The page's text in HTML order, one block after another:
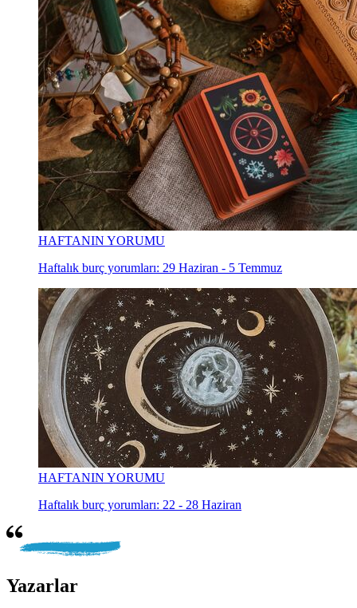
HAFTANIN YORUMU
Haftalık burç yorumları: 29 Haziran - 5 Temmuz
HAFTANIN YORUMU
Haftalık burç yorumları: 22 - 28 Haziran
Yazarlar